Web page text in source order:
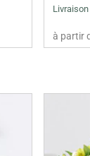
à partir